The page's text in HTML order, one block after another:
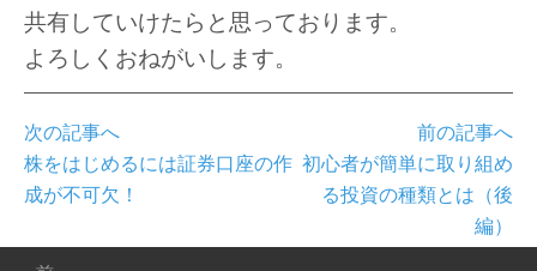
共有していけたらと思っております。
よろしくおねがいします。
前の記事へ
初心者が簡単に取り組め
る投資の種類とは（後
編）
次の記事へ
株をはじめるには証券口座の作
成が不可欠！